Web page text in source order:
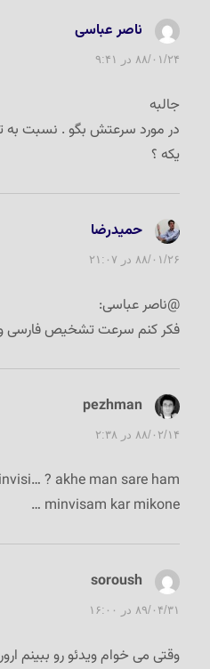
ناصر عباسی
۸۸/۰۱/۲۴ در ۹:۴۱
جالبه
در مورد سرعتش بگو . نسبت
یکه ؟
حمیدرضا
۸۸/۰۱/۲۶ در ۲۱:۰۷
@ناصر عباسی:
فکر کنم سرعت تشخیص فارسی
pezhman
۸۸/۰۲/۱۴ در ۲:۳۸
? akhe man sare ham
minvisam kar mikone …
soroush
۸۹/۰۴/۳۱ در ۱۶:۰۰
وقتی می خوام ویدئو رو ببینم ارور ۲۰۳۶ میده